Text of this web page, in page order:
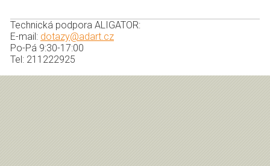
Technická podpora ALIGATOR:
E-mail: dotazy@adart.cz
Po-Pá 9:30-17:00
Tel: 211222925